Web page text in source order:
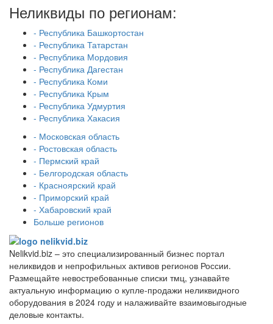
Неликвиды по регионам:
- Республика Башкортостан
- Республика Татарстан
- Республика Мордовия
- Республика Дагестан
- Республика Коми
- Республика Крым
- Республика Удмуртия
- Республика Хакасия
- Московская область
- Ростовская область
- Пермский край
- Белгородская область
- Красноярский край
- Приморский край
- Хабаровский край
Больше регионов
Nelikvid.biz – это специализированный бизнес портал
неликвидов и непрофильных активов регионов России.
Размещайте невостребованные списки тмц, узнавайте
актуальную информацию о купле-продажи неликвидного
оборудования в 2024 году и налаживайте взаимовыгодные
деловые контакты.